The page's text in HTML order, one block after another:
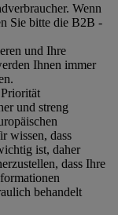
Wenn
Sie bitte die B2B -
und Ihre
Ihnen immer
und streng
wissen, dass
ist, daher
dass Ihre
behandelt